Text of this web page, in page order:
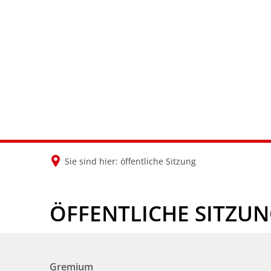
Sie sind hier: öffentliche Sitzung
ÖFFENTLICHE
Gremium